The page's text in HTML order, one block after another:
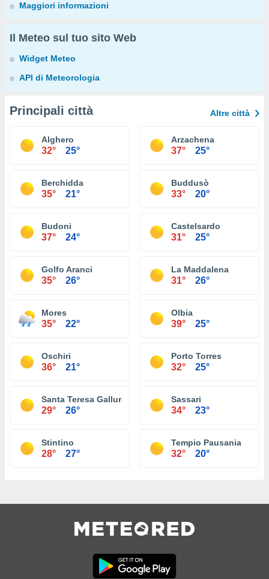
Maggiori informazioni
Il Meteo sul tuo sito Web
Widget Meteo
API di Meteorologia
Principali città Altre città
Alghero
32° 25°
Arzachena
37° 25°
Berchidda
35° 21°
Buddusò
33° 20°
Budoni
37° 24°
Castelsardo
31° 25°
Golfo Aranci
35° 26°
La Maddalena
31° 26°
Mores
35° 22°
Olbia
39° 25°
Oschiri
36° 21°
Porto Torres
32° 25°
Santa Teresa Gallura
29° 26°
Sassari
34° 23°
Stintino
28° 27°
Tempio Pausania
32° 20°